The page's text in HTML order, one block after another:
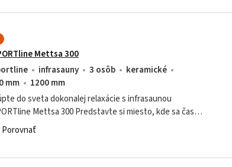
Mettsa 300
infrasauny 3 osôb
keramické
mm
1200 mm
do sveta dokonalej relaxácie s infrasaunou
Mettsa 300 Predstavte si miesto, kde sa čas
a vy sa môžete sústrediť na starostlivosť o svoje telo a
Porovnať